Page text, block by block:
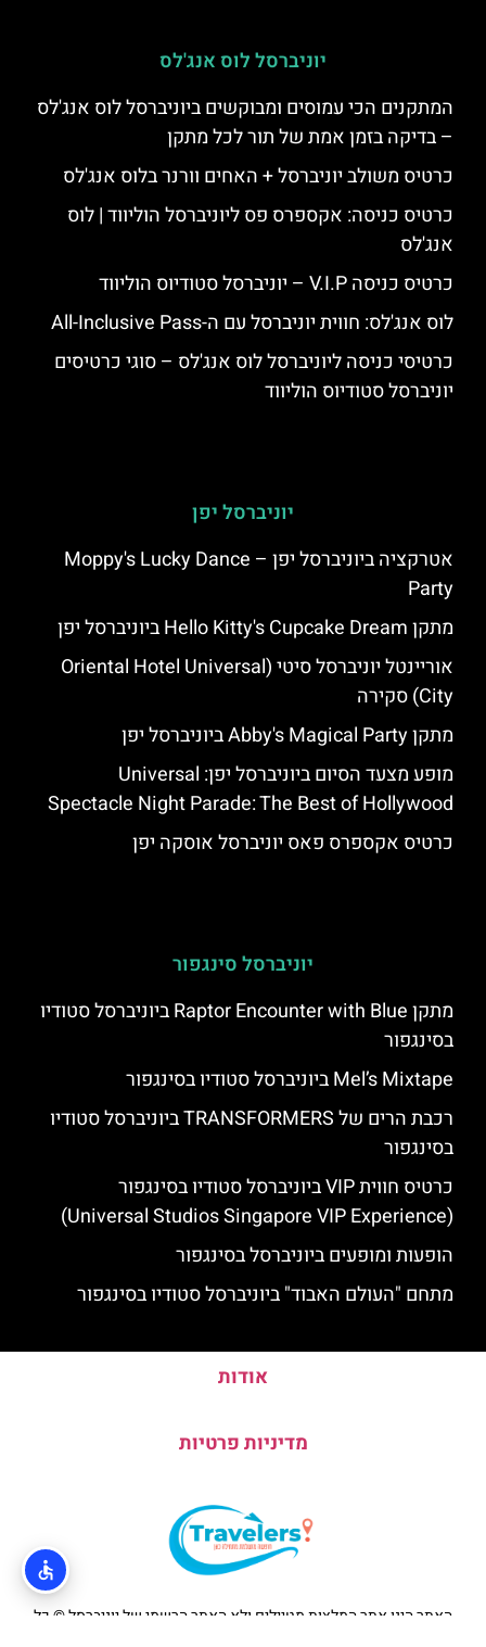
יוניברסל לוס אנג'לס
המתקנים הכי עמוסים ומבוקשים ביוניברסל לוס אנג'לס
– בדיקה בזמן אמת של תור לכל מתקן
כרטיס משולב יוניברסל + האחים וורנר בלוס אנג'לס
כרטיס כניסה: אקספרס פס ליוניברסל הוליווד | לוס
אנג'לס
כרטיס כניסה V.I.P – יוניברסל סטודיוס הוליווד
לוס אנג'לס: חווית יוניברסל עם ה-All-Inclusive Pass
כרטיסי כניסה ליוניברסל לוס אנג'לס – סוגי כרטיסים
יוניברסל סטודיוס הוליווד
יוניברסל יפן
אטרקציה ביוניברסל יפן – Moppy's Lucky Dance
Party
מתקן Hello Kitty's Cupcake Dream ביוניברסל יפן
אוריינטל יוניברסל סיטי (Oriental Hotel Universal
City) סקירה
מתקן Abby's Magical Party ביוניברסל יפן
מופע מצעד הסיום ביוניברסל יפן: Universal
Spectacle Night Parade: The Best of Hollywood
כרטיס אקספרס פאס יוניברסל אוסקה יפן
יוניברסל סינגפור
מתקן Raptor Encounter with Blue ביוניברסל סטודיו
בסינגפור
Mel’s Mixtape ביוניברסל סטודיו בסינגפור
רכבת הרים של TRANSFORMERS ביוניברסל סטודיו
בסינגפור
כרטיס חווית VIP ביוניברסל סטודיו בסינגפור
(Universal Studios Singapore VIP Experience)
הופעות ומופעים ביוניברסל בסינגפור
מתחם "העולם האבוד" ביוניברסל סטודיו בסינגפור
אודות
מדיניות פרטיות
האתר הינו אתר המלצות מטיילים ולא האתר הרשמי של יוניברסל © כל